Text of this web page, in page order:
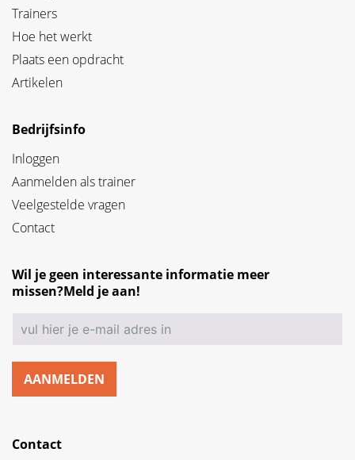
Trainers
Hoe het werkt
Plaats een opdracht
Artikelen
Bedrijfsinfo
Inloggen
Aanmelden als trainer
Veelgestelde vragen
Contact
Wil je geen interessante informatie meer
missen?Meld je aan!
AANMELDEN
Contact